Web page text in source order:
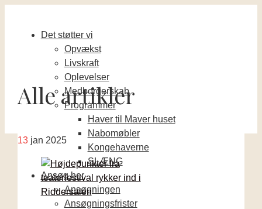
Det støtter vi
Opvækst
Livskraft
Oplevelser
Medborgerskab
Programmer
Haver til Maver huset
Nabomøbler
Kongehaverne
SLÆNG
Ansøg her
Ansøgningen
Ansøgningsfrister
Alle artikler
13 jan 2025